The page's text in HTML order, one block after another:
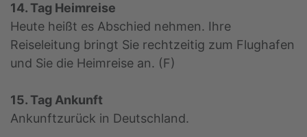
14. Tag Heimreise
Heute heißt es Abschied nehmen. Ihre
Reiseleitung bringt Sie rechtzeitig zum Flughafen
und Sie die Heimreise an. (F)
15. Tag Ankunft
Ankunftzurück in Deutschland.